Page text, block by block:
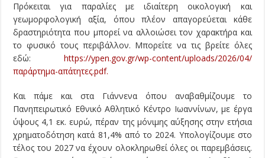
Πρόκειται για παραλίες με ιδιαίτερη οικολογική και
γεωμορφολογική αξία, όπου πλέον απαγορεύεται κάθε
δραστηριότητα που μπορεί να αλλοιώσει τον χαρακτήρα και
το φυσικό τους περιβάλλον. Μπορείτε να τις βρείτε όλες
εδώ: https://ypen.gov.gr/wp-content/uploads/2026/04/
παράρτημα-απάτητες.pdf.
Και πάμε και στα Γιάννενα όπου αναβαθμίζουμε το
Πανηπειρωτικό Εθνικό Αθλητικό Κέντρο Ιωαννίνων, με έργα
ύψους 4,1 εκ. ευρώ, πέραν της μόνιμης αύξησης στην ετήσια
χρηματοδότηση κατά 81,4% από το 2024. Υπολογίζουμε στο
τέλος του 2027 να έχουν ολοκληρωθεί όλες οι παρεμβάσεις.